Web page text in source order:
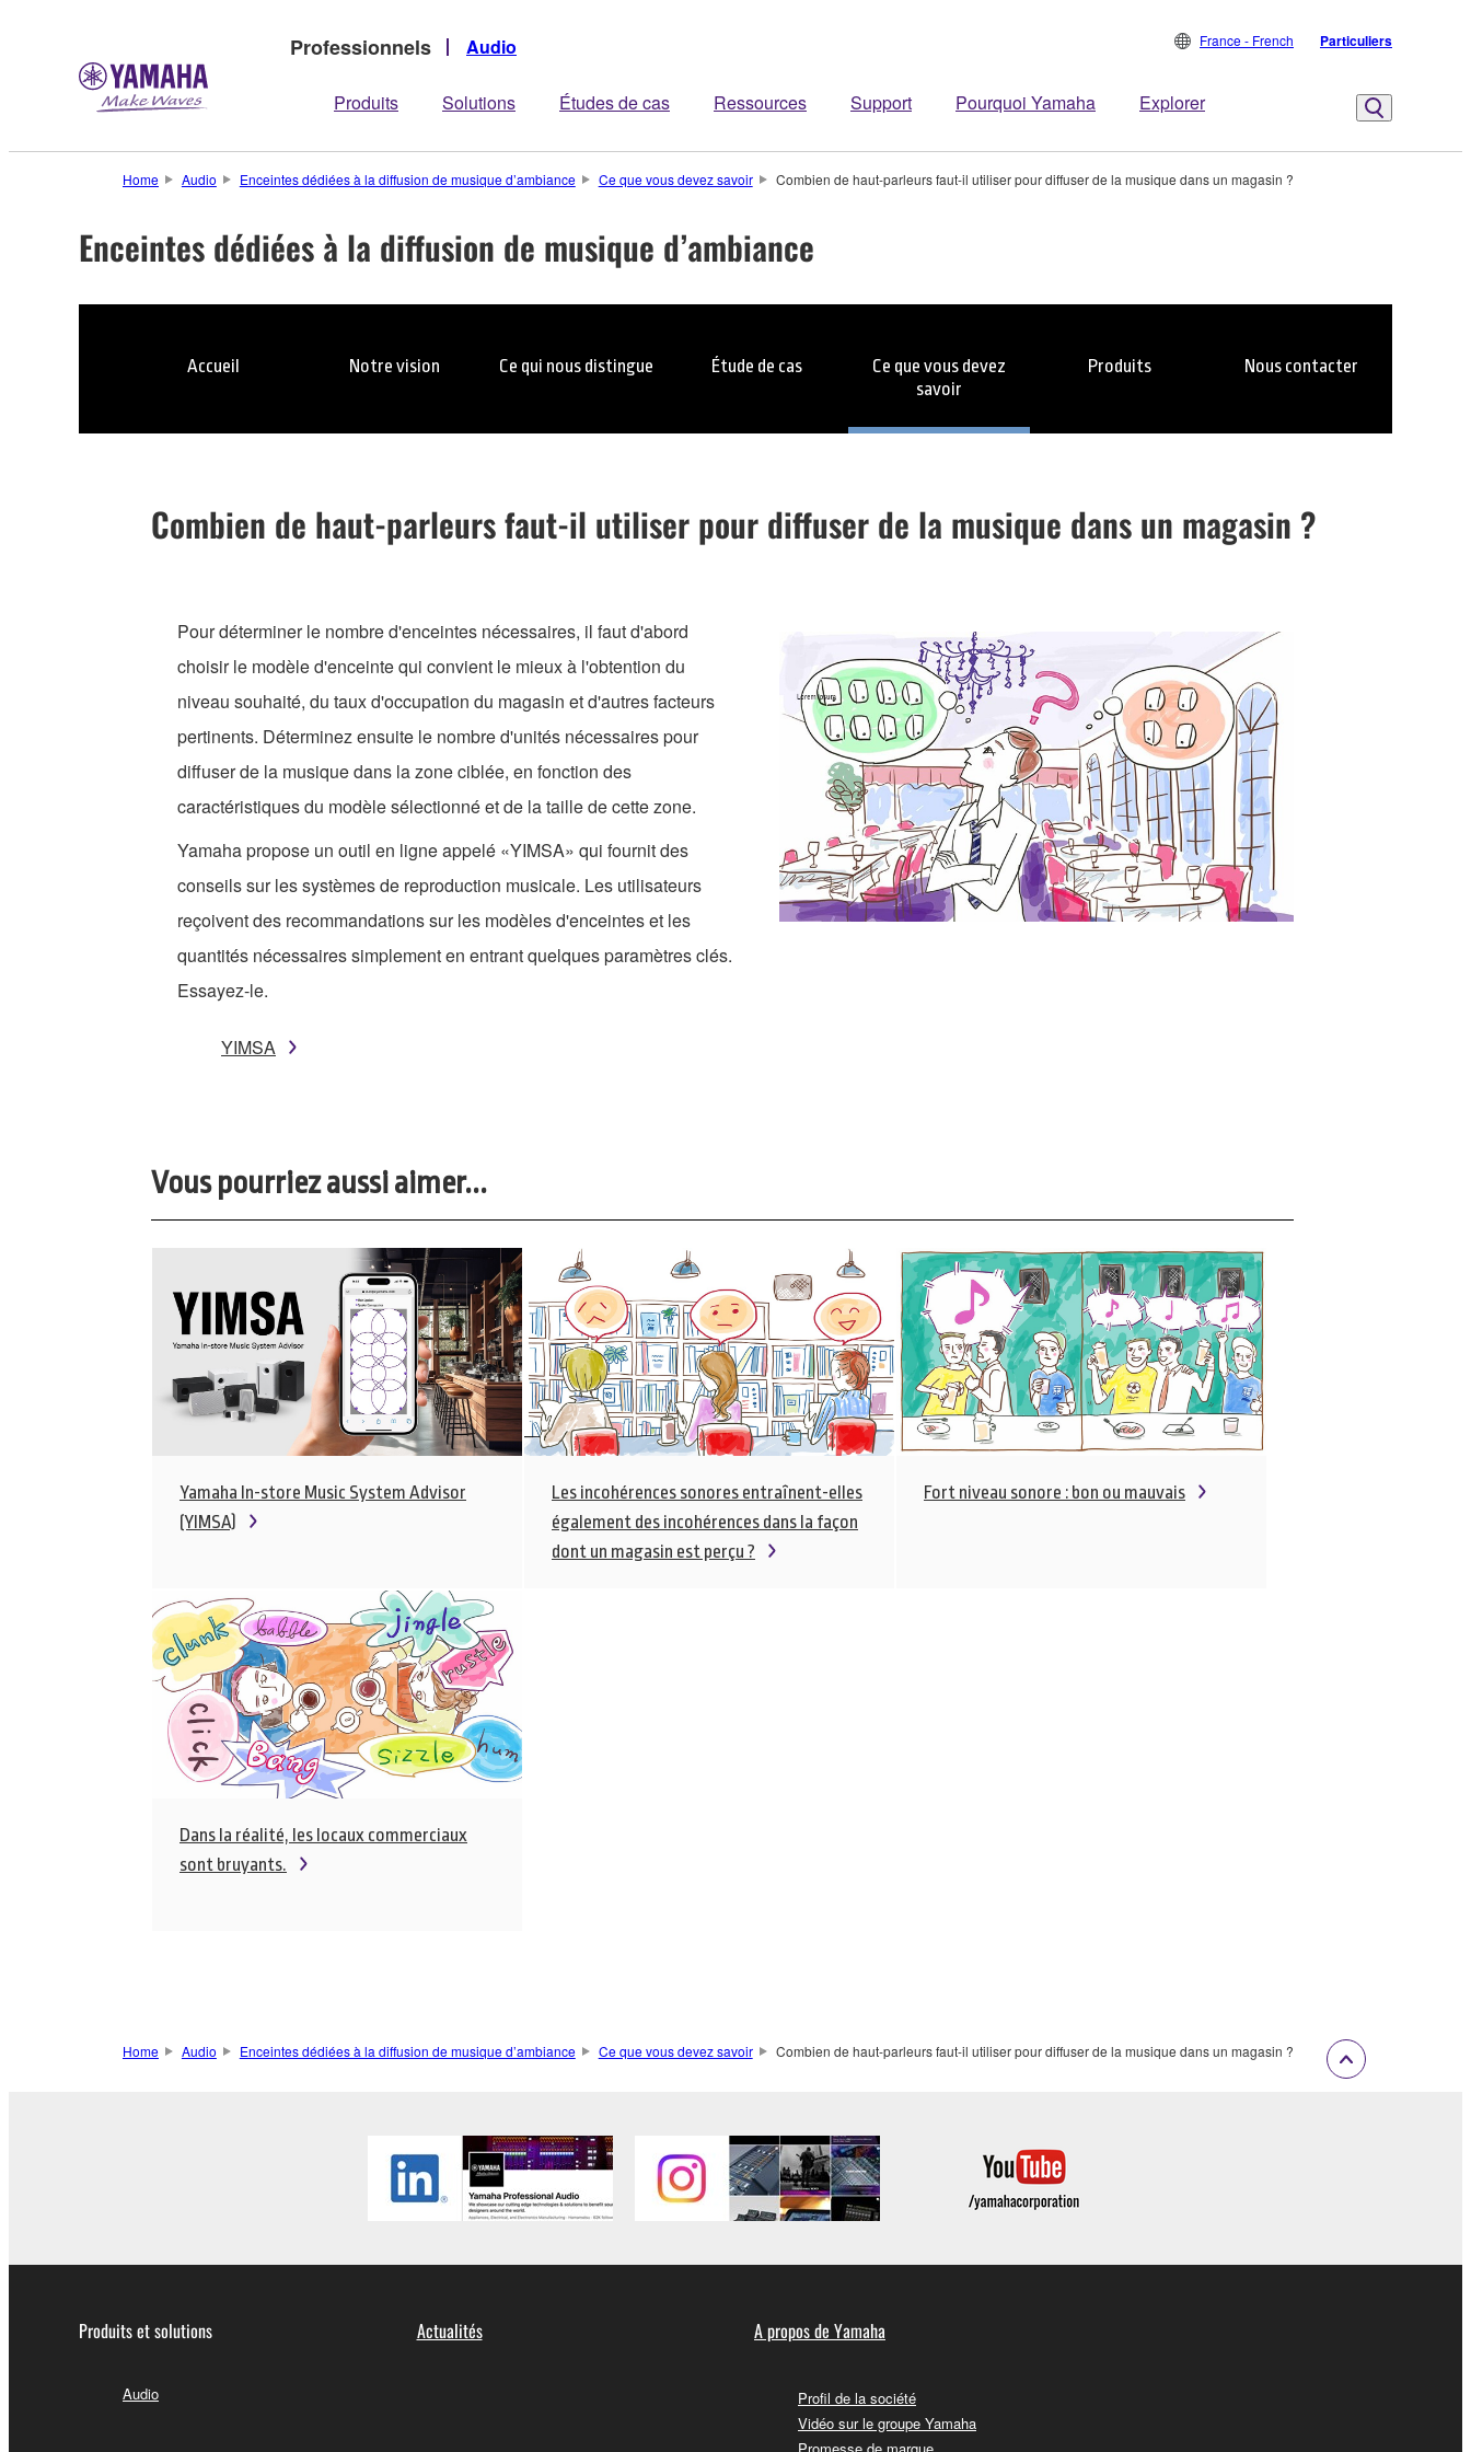
Professionnels Audio
Produits Solutions Études de cas Ressources Support Pourquoi Yamaha Explorer
France - French Particuliers
Home Audio Enceintes dédiées à la diffusion de musique d’ambiance Ce que vous devez savoir Combien de haut-parleurs faut-il utiliser pour diffuser de la musique dans un magasin ?
Enceintes dédiées à la diffusion de musique d’ambiance
Accueil Notre vision Ce qui nous distingue Étude de cas
Ce que vous devez
savoir
Produits Nous contacter
Combien de haut-parleurs faut-il utiliser pour diffuser de la musique dans un magasin ?
Pour déterminer le nombre d'enceintes nécessaires, il faut d'abord
choisir le modèle d'enceinte qui convient le mieux à l'obtention du
niveau souhaité, du taux d'occupation du magasin et d'autres facteurs
pertinents. Déterminez ensuite le nombre d'unités nécessaires pour
diffuser de la musique dans la zone ciblée, en fonction des
caractéristiques du modèle sélectionné et de la taille de cette zone.
Yamaha propose un outil en ligne appelé «YIMSA» qui fournit des
conseils sur les systèmes de reproduction musicale. Les utilisateurs
reçoivent des recommandations sur les modèles d'enceintes et les
quantités nécessaires simplement en entrant quelques paramètres clés.
Essayez-le.
YIMSA
Vous pourriez aussi aimer...
Yamaha In-store Music System Advisor
(YIMSA)
Les incohérences sonores entraînent-elles
également des incohérences dans la façon
dont un magasin est perçu ?
Fort niveau sonore : bon ou mauvais
Dans la réalité, les locaux commerciaux
sont bruyants.
Home Audio Enceintes dédiées à la diffusion de musique d’ambiance Ce que vous devez savoir Combien de haut-parleurs faut-il utiliser pour diffuser de la musique dans un magasin ?
Produits et solutions
Audio
Actualités A propos de Yamaha
Profil de la société
Vidéo sur le groupe Yamaha